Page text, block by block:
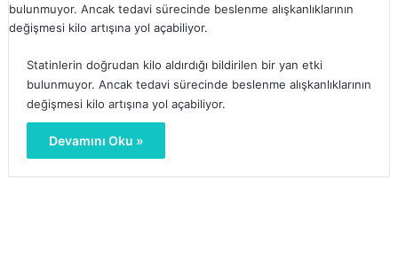
Statinlerin doğrudan kilo aldırdığı bildirilen bir yan etki
bulunmuyor. Ancak tedavi sürecinde beslenme alışkanlıklarının
değişmesi kilo artışına yol açabiliyor.
Devamını Oku »